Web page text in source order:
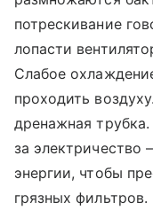
потрескивание
лопасти
Слабое
проходить
дренажная
за электричество
энергии, чтобы
грязных фильтров.